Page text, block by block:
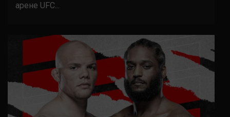
арене UFC...